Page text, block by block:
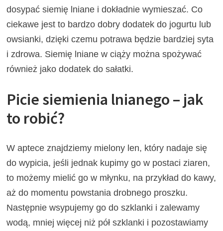
dosypać siemię lniane i dokładnie wymieszać. Co
ciekawe jest to bardzo dobry dodatek do jogurtu lub
owsianki, dzięki czemu potrawa będzie bardziej syta
i zdrowa. Siemię lniane w ciąży można spożywać
również jako dodatek do sałatki.
Picie siemienia lnianego – jak
to robić?
W aptece znajdziemy mielony len, który nadaje się
do wypicia, jeśli jednak kupimy go w postaci ziaren,
to możemy mielić go w młynku, na przykład do kawy,
aż do momentu powstania drobnego proszku.
Następnie wsypujemy go do szklanki i zalewamy
wodą, mniej więcej niż pół szklanki i pozostawiamy